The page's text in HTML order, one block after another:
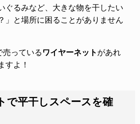
ぐるみなど、大きな物を干したい
」と場所に困ることがありません
売っている ワイヤーネット があれ
すよ！
で平干しスペースを確